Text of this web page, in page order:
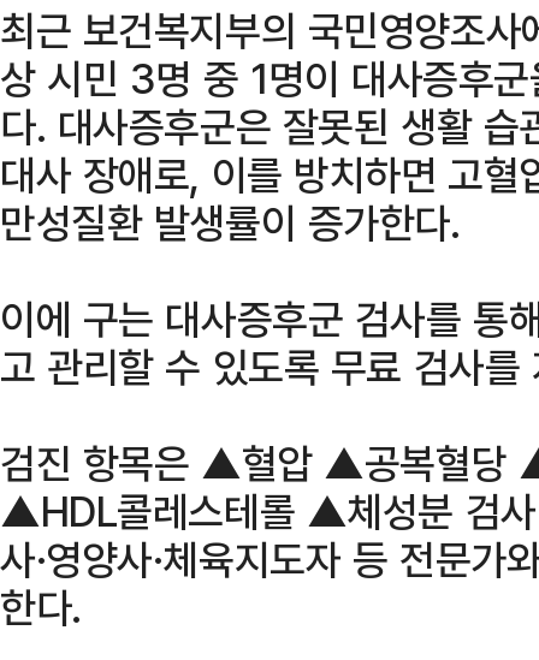
최근 보건복지부의 국민영양조
상 시민 3명 중 1명이 대사증후
다. 대사증후군은 잘못된 생활
대사 장애로, 이를 방치하면 고
만성질환 발생률이 증가한다.
이에 구는 대사증후군 검사를 통
고 관리할 수 있도록 무료 검사를
검진 항목은 ▲혈압 ▲공복혈당
▲HDL콜레스테롤 ▲체성분 검
사·영양사·체육지도자 등 전문가
한다.